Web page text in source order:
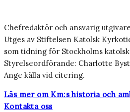
Chefredaktör och ansvarig
Utges av Stiftelsen Katolsk
som tidning för Stockholms
Styrelseordförande: Charlotte
Ange källa vid citering.
Läs mer om Km:s historia och
Kontakta oss